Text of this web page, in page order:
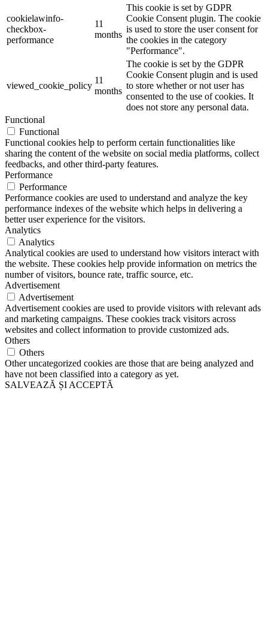
cookielawinfo-
checkbox-
performance
11
months
This cookie is set by GDPR
Cookie Consent plugin. The cookie
is used to store the user consent for
the cookies in the category
"Performance".
viewed_cookie_policy
11
months
The cookie is set by the GDPR
Cookie Consent plugin and is used
to store whether or not user has
consented to the use of cookies. It
does not store any personal data.
Functional
Functional
Functional cookies help to perform certain functionalities like
sharing the content of the website on social media platforms, collect
feedbacks, and other third-party features.
Performance
Performance
Performance cookies are used to understand and analyze the key
performance indexes of the website which helps in delivering a
better user experience for the visitors.
Analytics
Analytics
Analytical cookies are used to understand how visitors interact with
the website. These cookies help provide information on metrics the
number of visitors, bounce rate, traffic source, etc.
Advertisement
Advertisement
Advertisement cookies are used to provide visitors with relevant ads
and marketing campaigns. These cookies track visitors across
websites and collect information to provide customized ads.
Others
Others
Other uncategorized cookies are those that are being analyzed and
have not been classified into a category as yet.
SALVEAZĂ ȘI ACCEPTĂ